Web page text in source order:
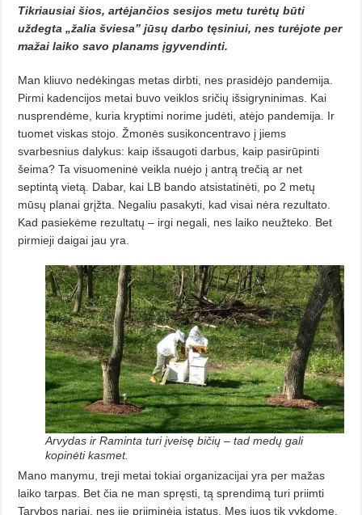
Tikriausiai šios, artėjančios sesijos metu turėtų būti
uždegta „žalia šviesa” jūsų darbo tęsiniui, nes turėjote per
mažai laiko savo planams įgyvendinti.
Man kliuvo nedėkingas metas dirbti, nes prasidėjo pandemija.
Pirmi kadencijos metai buvo veiklos sričių išsigryninimas. Kai
nusprendėme, kuria kryptimi norime judėti, atėjo pandemija. Ir
tuomet viskas stojo. Žmonės susikoncentravo į jiems
svarbesnius dalykus: kaip išsaugoti darbus, kaip pasirūpinti
šeima? Ta visuomeninė veikla nuėjo į antrą trečią ar net
septintą vietą. Dabar, kai LB bando atsistatinėti, po 2 metų
mūsų planai grįžta. Negaliu pasakyti, kad visai nėra rezultato.
Kad pasiekėme rezultatų – irgi negali, nes laiko neužteko. Bet
pirmieji daigai jau yra.
Arvydas ir Raminta turi įveisę bičių – tad medų gali
kopinėti kasmet.
Mano manymu, treji metai tokiai organizacijai yra per mažas
laiko tarpas. Bet čia ne man spręsti, tą sprendimą turi priimti
Tarybos nariai, nes jie priiminėja įstatus. Mes juos tik vykdome.